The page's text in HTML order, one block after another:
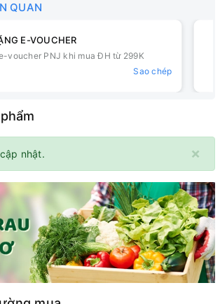
QUAN
E-VOUCHER
voucher PNJ khi mua ĐH từ 299K
Sao chép
×
nhật.